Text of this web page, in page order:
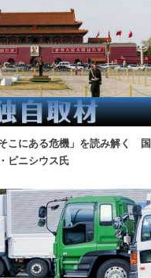
そこにある危機」を読み解く 国
ビニシウス氏